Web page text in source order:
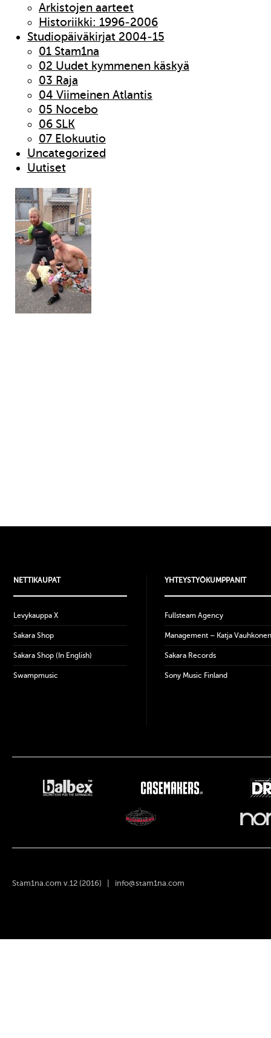
Arkistojen aarteet
Historiikki: 1996-2006
Studiopäiväkirjat 2004-15
01 Stam1na
02 Uudet kymmenen käskyä
03 Raja
04 Viimeinen Atlantis
05 Nocebo
06 SLK
07 Elokuutio
Uncategorized
Uutiset
NETTIKAUPAT
Levykauppa X
Sakara Shop
Sakara Shop (In English)
Swampmusic
YHTEYSTYÖKUMPPANIT
Fullsteam Agency
Management – Katja Vauhkonen
Sakara Records
Sony Music Finland
Stam1na.com v.12 (2016) | info@stam1na.com